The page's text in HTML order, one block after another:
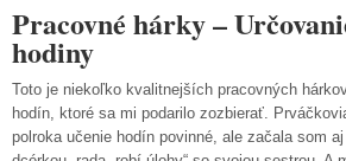
Pracovné hárky –
hodiny
Toto je niekoľko kvalitnejších pracovných
hodín, ktoré sa mi podarilo zozbierať.
polroka učenie hodín povinné, ale začala som